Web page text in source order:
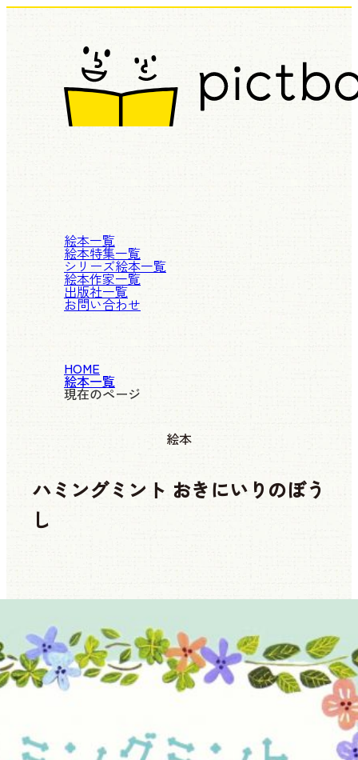
絵本一覧
絵本特集一覧
シリーズ絵本一覧
絵本作家一覧
出版社一覧
お問い合わせ
HOME
絵本一覧
現在のページ
絵本
ハミングミント おきにいりのぼう
し